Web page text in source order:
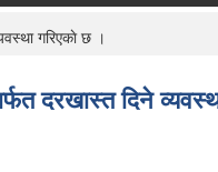
गरिएकाे छ ।
दरखास्त दिने